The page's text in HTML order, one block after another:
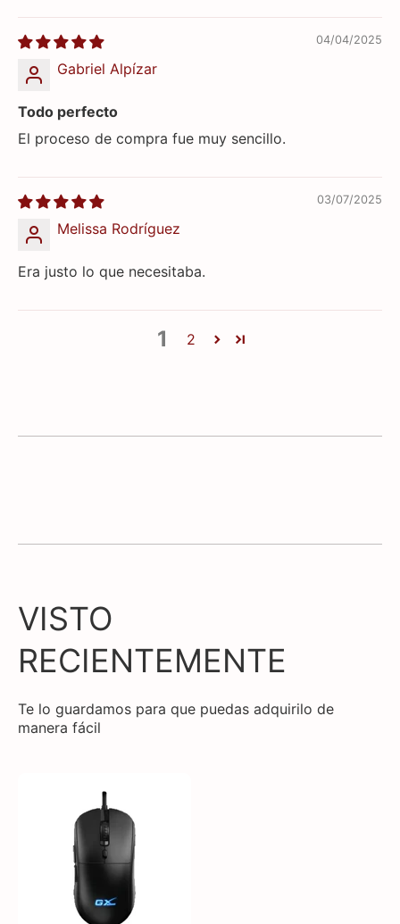
04/04/2025
Gabriel Alpízar
Todo perfecto
El proceso de compra fue muy sencillo.
03/07/2025
Melissa Rodríguez
Era justo lo que necesitaba.
1 2
VISTO
RECIENTEMENTE
Te lo guardamos para que puedas adquirilo de
manera fácil